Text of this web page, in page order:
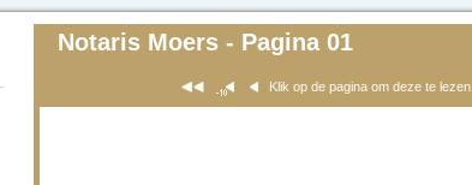
Notaris Moers - Pagina 01
Klik op de pagina om deze te lezen